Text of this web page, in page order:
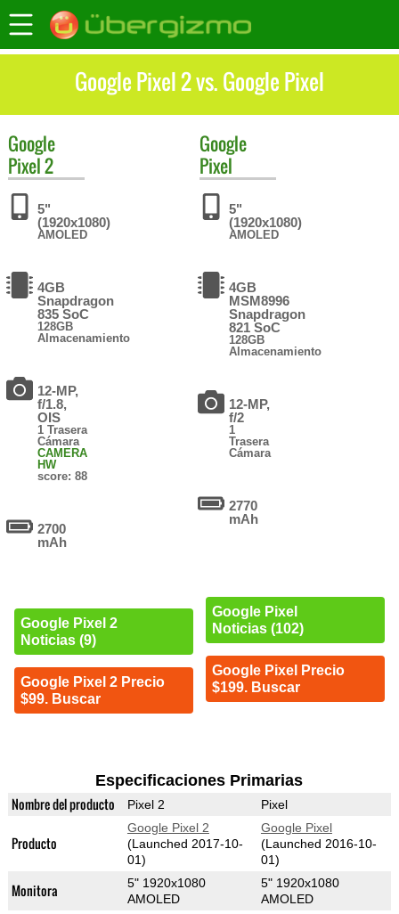
Google Pixel 2 vs. Google Pixel
Google
Pixel 2
5"
(1920x1080)
AMOLED
4GB
Snapdragon
835 SoC
128GB
Almacenamiento
12-MP,
f/1.8,
OIS
1 Trasera
Cámara
CAMERA
HW
score: 88
2700
mAh
Google Pixel 2
Noticias (9)
Google Pixel 2 Precio
$99. Buscar
Google
Pixel
5"
(1920x1080)
AMOLED
4GB
MSM8996
Snapdragon
821 SoC
128GB
Almacenamiento
12-MP,
f/2
1
Trasera
Cámara
2770
mAh
Google Pixel
Noticias (102)
Google Pixel Precio
$199. Buscar
Especificaciones Primarias
Nombre del producto Pixel 2 Pixel
Producto
Google Pixel 2
(Launched 2017-10-
01)
Google Pixel
(Launched 2016-10-
01)
Monitora
5" 1920x1080
AMOLED
5" 1920x1080
AMOLED